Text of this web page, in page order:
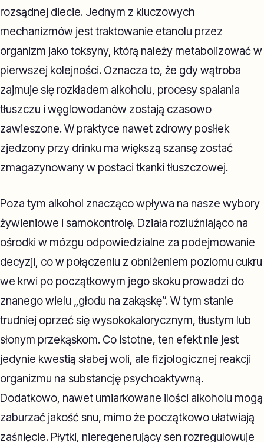
rozsądnej diecie. Jednym z kluczowych
mechanizmów jest traktowanie etanolu przez
organizm jako toksyny, którą należy metabolizować w
pierwszej kolejności. Oznacza to, że gdy wątroba
zajmuje się rozkładem alkoholu, procesy spalania
tłuszczu i węglowodanów zostają czasowo
zawieszone. W praktyce nawet zdrowy posiłek
zjedzony przy drinku ma większą szansę zostać
zmagazynowany w postaci tkanki tłuszczowej.
Poza tym alkohol znacząco wpływa na nasze wybory
żywieniowe i samokontrolę. Działa rozluźniająco na
ośrodki w mózgu odpowiedzialne za podejmowanie
decyzji, co w połączeniu z obniżeniem poziomu cukru
we krwi po początkowym jego skoku prowadzi do
znanego wielu „głodu na zakąskę”. W tym stanie
trudniej oprzeć się wysokokalorycznym, tłustym lub
słonym przekąskom. Co istotne, ten efekt nie jest
jedynie kwestią słabej woli, ale fizjologicznej reakcji
organizmu na substancję psychoaktywną.
Dodatkowo, nawet umiarkowane ilości alkoholu mogą
zaburzać jakość snu, mimo że początkowo ułatwiają
zaśnięcie. Płytki, nieregenerujący sen rozregulowuje